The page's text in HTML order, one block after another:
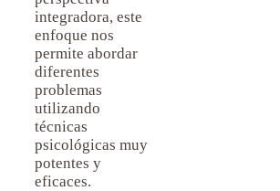
integradora, este
enfoque nos
permite abordar
diferentes
problemas
utilizando
técnicas
psicológicas muy
potentes y
eficaces.